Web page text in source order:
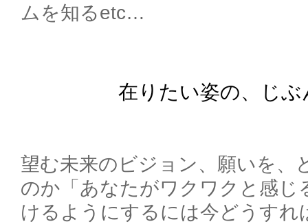
ムを知るetc…
在りたい姿の、じ
望む未来のビジョン、願いを、
のか「あなたがワクワクと感じ
けるようにするには今どうすれ